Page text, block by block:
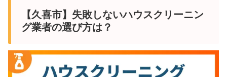
【久喜市】失敗しないハウスクリーニン
グ業者の選び方は？